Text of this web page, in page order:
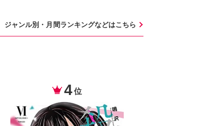
ジャンル別・⽉間ランキングなどはこちら
4位